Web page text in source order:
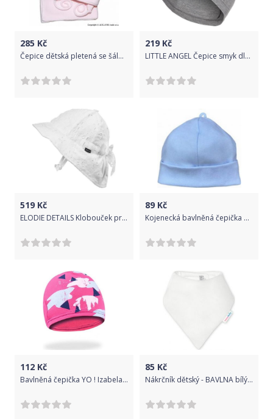
285 Kč
Čepice dětská pletená se šálou - VZOR VLNKY světle růžová - vel.2-8měs.
219 Kč
LITTLE ANGEL Čepice smyk dlouhá Outlast šedý melír 4, 45-48 cm
519 Kč
ELODIE DETAILS Klobouček proti slunci Embroidery Anglaise 2-3 r
89 Kč
Kojenecká bavlněná čepička Koala Balónek modrá, Modrá, 56 (0-3m)
112 Kč
Bavlněná čepička YO ! Izabela - malinová
85 Kč
Nákrčník dětský - BAVLNA bílý - Ivemababy